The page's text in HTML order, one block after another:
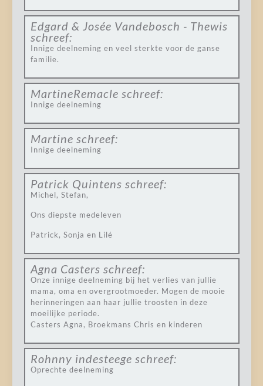
Edgard & Josée Vandebosch - Thewis
schreef:
Innige deelneming en veel sterkte voor de ganse
familie.
MartineRemacle schreef:
Innige deelneming
Martine schreef:
Innige deelneming
Patrick Quintens schreef:
Michel, Stefan,
Ons diepste medeleven
Patrick, Sonja en Lilé
Agna Casters schreef:
Onze innige deelneming bij het verlies van jullie
mama, oma en overgrootmoeder. Mogen de mooie
herinneringen aan haar jullie troosten in deze
moeilijke periode.
Casters Agna, Broekmans Chris en kinderen
Rohnny indesteege schreef:
Oprechte deelneming